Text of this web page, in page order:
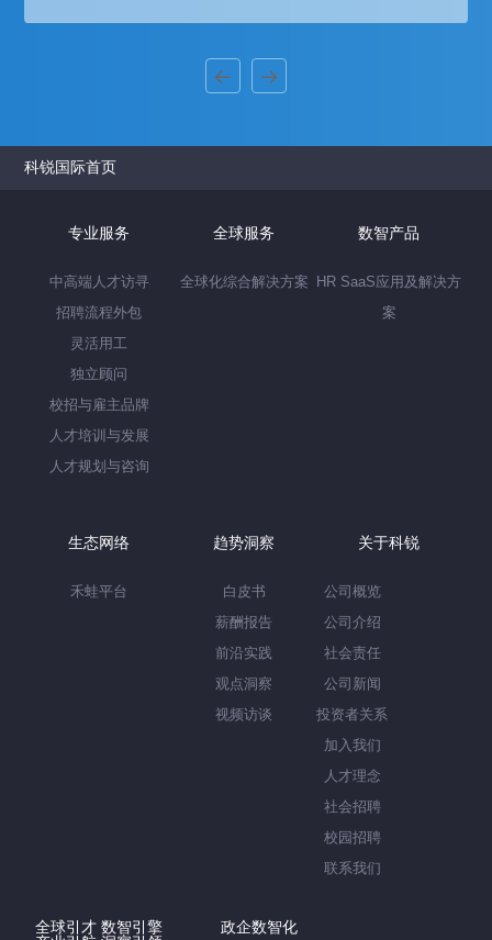
统的人力资源管理功能进行数字化和自动
聘流程、薪酬福利、绩效考核等人力资源
相关事务。
科锐国际首页
专业服务
中高端人才访寻
招聘流程外包
灵活用工
独立顾问
校招与雇主品牌
人才培训与发展
人才规划与咨询
全球服务
全球化综合解决方案
数智产品
HR SaaS应用及解决方
案
生态网络
禾蛙平台
趋势洞察
白皮书
薪酬报告
前沿实践
观点洞察
视频访谈
关于科锐
公司概览
公司介绍
社会责任
公司新闻
投资者关系
加入我们
人才理念
社会招聘
校园招聘
联系我们
全球引才 数智引擎
政企数智化